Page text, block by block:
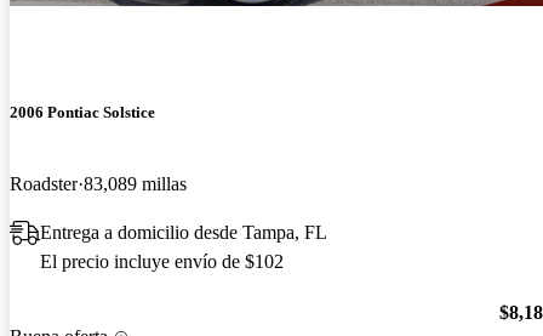
2006 Pontiac Solstice
Roadster 83,089 millas
Entrega a domicilio desde Tampa, FL
El precio incluye envío de $102